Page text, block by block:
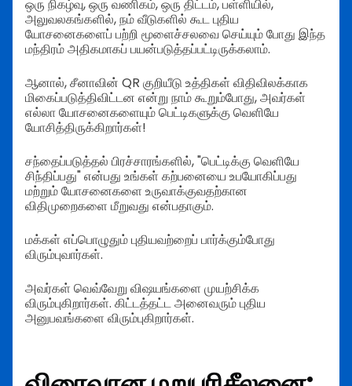
ஒரு நிகழ்வு, ஒரு வணிகம், ஒரு திட்டம், பள்ளியில்,
அலுவலகங்களில், நம் வீடுகளில் கூட புதிய
யோசனைகளைப் பற்றி மூளைச்சலவை செய்யும் போது இந்த
மந்திரம் அதிகமாகப் பயன்படுத்தப்பட்டிருக்கலாம்.
ஆனால், சீனாவின் QR குறியீடு உத்திகள் விதிவிலக்காக
மிகைப்படுத்திவிட்டன என்று நாம் கூறும்போது, அவர்கள்
எல்லா யோசனைகளையும் பெட்டிகளுக்கு வெளியே
யோசித்திருக்கிறார்கள்!
சந்தைப்படுத்தல் பிரச்சாரங்களில், "பெட்டிக்கு வெளியே
சிந்திப்பது" என்பது உங்கள் கற்பனையை உபயோகிப்பது
மற்றும் யோசனைகளை உருவாக்குவதற்கான
விதிமுறைகளை மீறுவது என்பதாகும்.
மக்கள் எப்பொழுதும் புதியவற்றைப் பார்க்கும்போது
விரும்புவார்கள்.
அவர்கள் வெவ்வேறு விஷயங்களை முயற்சிக்க
விரும்புகிறார்கள். கிட்டத்தட்ட அனைவரும் புதிய
அனுபவங்களை விரும்புகிறார்கள்.